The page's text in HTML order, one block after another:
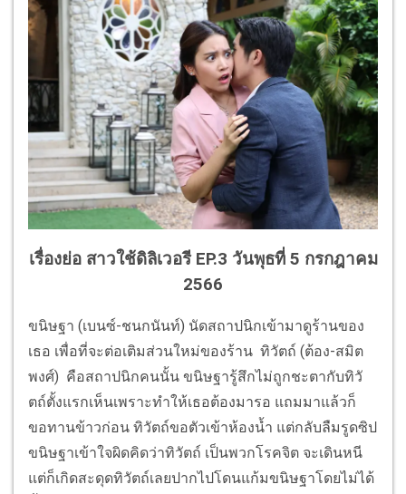
เรื่องย่อ สาวใช้ดิลิเวอรี EP.3 วันพุธที่ 5 กรกฎาคม
2566
ขนิษฐา (เบนซ์-ชนกนันท์) นัดสถาปนิกเข้ามาดูร้านของ
เธอ เพื่อที่จะต่อเติมส่วนใหม่ของร้าน ทิวัตถ์ (ต้อง-สมิต
พงศ์) คือสถาปนิกคนนั้น ขนิษฐารู้สึกไม่ถูกชะตากับทิวั
ตถ์ตั้งแรกเห็นเพราะทำให้เธอต้องมารอ แถมมาแล้วก็
ขอทานข้าวก่อน ทิวัตถ์ขอตัวเข้าห้องน้ำ แต่กลับลืมรูดซิป
ขนิษฐาเข้าใจผิดคิดว่าทิวัตถ์ เป็นพวกโรคจิต จะเดินหนี
แต่ก็เกิดสะดุดทิวัตถ์เลยปากไปโดนแก้มขนิษฐาโดยไม่ได้